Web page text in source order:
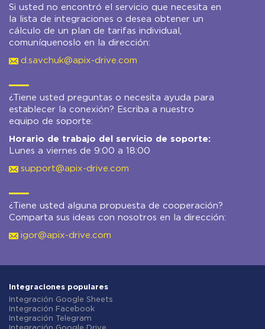
Si usted no encontró el servicio que necesita en
la lista de integraciones o desea obtener un
cálculo de un plan de tarifas individual,
comuníquenoslo en la dirección:
d.savchuk@apix-drive.com
¿Tiene usted preguntas o necesita ayuda para
establecer la conexión? Escriba a nuestro
equipo de soporte:
Horario de trabajo del servicio de soporte:
Lunes a viernes de 9:00 a 18:00
support@apix-drive.com
¿Tiene usted alguna propuesta de cooperación?
Comparta sus ideas con nosotros en la dirección:
igor@apix-drive.com
Integraciones populares
Integración Google Sheets
Integración Facebook
Integración Telegram